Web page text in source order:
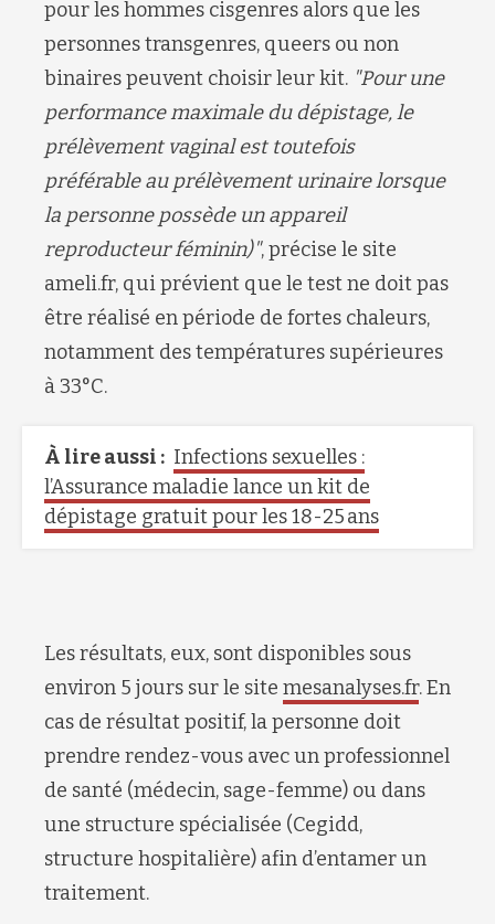
pour les hommes cisgenres alors que les
personnes transgenres, queers ou non
binaires peuvent choisir leur kit. "Pour une
performance maximale du dépistage, le
prélèvement vaginal est toutefois
préférable au prélèvement urinaire lorsque
la personne possède un appareil
reproducteur féminin)", précise le site
ameli.fr, qui prévient que le test ne doit pas
être réalisé en période de fortes chaleurs,
notamment des températures supérieures
à 33°C.
À lire aussi : Infections sexuelles :
l’Assurance maladie lance un kit de
dépistage gratuit pour les 18-25 ans
Les résultats, eux, sont disponibles sous
environ 5 jours sur le site mesanalyses.fr. En
cas de résultat positif, la personne doit
prendre rendez-vous avec un professionnel
de santé (médecin, sage-femme) ou dans
une structure spécialisée (Cegidd,
structure hospitalière) afin d’entamer un
traitement.